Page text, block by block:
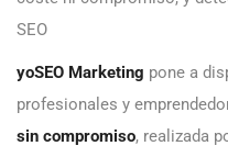
SEO
yoSEO Marketing pone a
profesionales y
sin compromiso, realizada